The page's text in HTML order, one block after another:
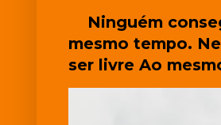
Ninguém
mesmo tempo.
ser livre Ao